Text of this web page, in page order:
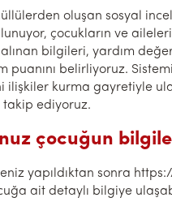
oluşan sosyal
çocukların ve
bilgileri, yardım
puanını belirliyoruz.
ilişkiler kurma gayretiyle
takip ediyoruz.
çocuğun
yapıldıktan sonra
ait detaylı bilgiye